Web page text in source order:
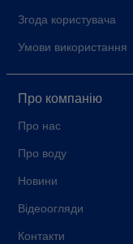
Згода користувача
Умови використання
Про компанію
Про нас
Про воду
Новини
Відеоогляди
Контакти